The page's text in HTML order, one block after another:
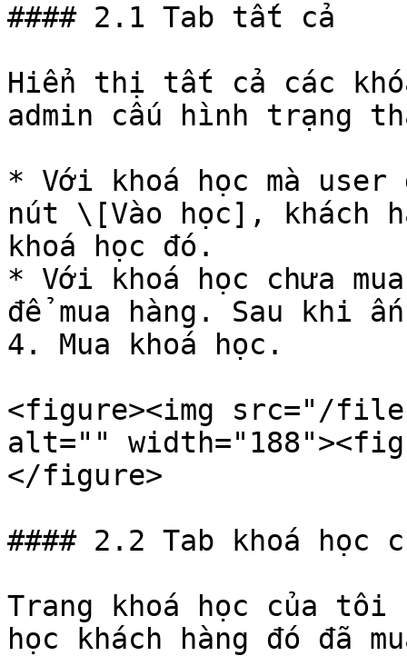
#### 2.1 Tab tất cả
Hiển thị tất cả các
admin cấu hình trạng
* Với khoá học mà
nút \[Vào học], khách
khoá học đó.
* Với khoá học chưa
để mua hàng. Sau khi
4. Mua khoá học.
<figure><img src="/files/
alt=""
</figure>
#### 2.2 Tab khoá học
Trang khoá học của
học khách hàng đó đã